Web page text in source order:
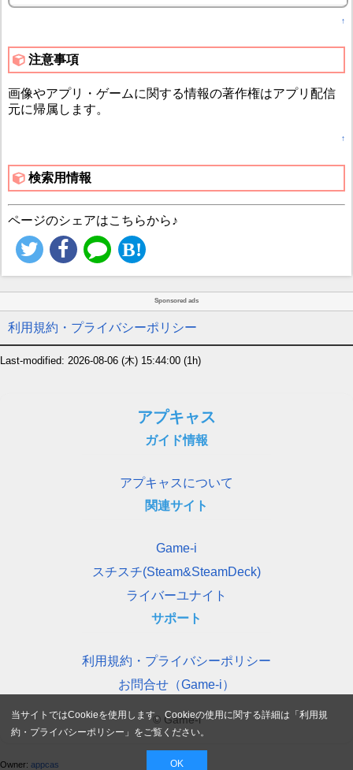
↑
注意事項
画像やアプリ・ゲームに関する情報の著作権はアプリ配信
元に帰属します。
↑
検索用情報
ページのシェアはこちらから♪
Sponsored ads
利用規約・プライバシーポリシー
Last-modified: 2026-08-06 (木) 15:44:00 (1h)
アプキャス
ガイド情報
アプキャスについて
関連サイト
Game-i
スチスチ(Steam&SteamDeck)
ライバーユナイト
サポート
利用規約・プライバシーポリシー
お問合せ（Game-i）
© Game-i
Owner: appcas
当サイトではCookieを使用します。Cookieの使用に関する詳細は「利用規
約・プライバシーポリシー 」をご覧ください。
OK